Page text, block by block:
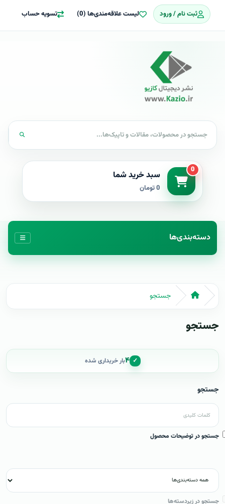
ثبت نام / ورود لیست علاقه‌مندی‌ها (0) تسویه حساب
0 سبد خرید شما
0 تومان
دسته‌بندی‌ها
جستجو
جستجو
✓ ۴بار خریداری شده
جستجو
جستجو در توضیحات محصول
جستجو در زیردسته‌ها